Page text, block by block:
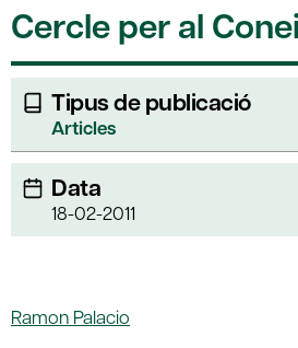
Cercle per al
Tipus de publicació
Articles
Data
18-02-2011
Ramon Palacio